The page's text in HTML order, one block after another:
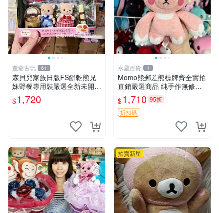
董爺古玩 61
森貝兒家族日版FS餅乾熊兄
妹野餐專用裝嚴選全新未開
封，包含兩組大童款紙盒裝，
適合收藏與分享。 餅乾熊兄
$1,720
水星百貨 1
Momo熊郵差熊標牌齊全實拍
直銷嚴選商品 純手作無修圖
可收藏 郵差熊 Momo熊 標牌
商品
$1,710 95折
折扣碼
拍賣新星